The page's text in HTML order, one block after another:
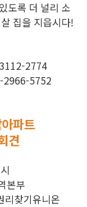
도록 더 널리 소
집을 지읍시다!
2774
2966-5752
파트
견
본부
찾기유니온